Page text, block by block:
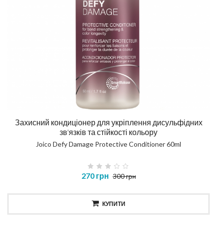
Захисний кондиціонер для укріплення дисульфідних
зв'язків та стійкості кольору
Joico Defy Damage Protective Conditioner 60ml
270 грн 300 грн
КУПИТИ